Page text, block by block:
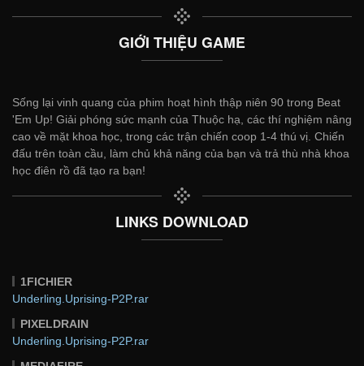
GIỚI THIỆU GAME
Sống lại vinh quang của phim hoạt hình thập niên 90 trong Beat
'Em Up! Giải phóng sức mạnh của Thuộc hạ, các thí nghiệm nâng
cao về mặt khoa học, trong các trận chiến coop 1-4 thú vị. Chiến
đấu trên toàn cầu, làm chủ khả năng của bạn và trả thù nhà khoa
học điên rồ đã tạo ra bạn!
LINKS DOWNLOAD
1FICHIER
Underling.Uprising-P2P.rar
PIXELDRAIN
Underling.Uprising-P2P.rar